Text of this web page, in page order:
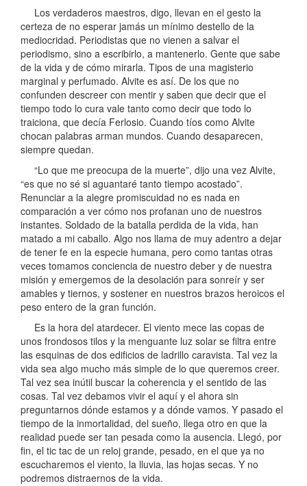
Los verdaderos maestros, digo, llevan en el gesto la
certeza de no esperar jamás un mínimo destello de la
mediocridad. Periodistas que no vienen a salvar el
periodismo, sino a escribirlo, a mantenerlo. Gente que sabe
de la vida y de cómo mirarla. Tipos de una magisterio
marginal y perfumado. Alvite es así. De los que no
confunden descreer con mentir y saben que decir que el
tiempo todo lo cura vale tanto como decir que todo lo
traiciona, que decía Ferlosio. Cuando tíos como Alvite
chocan palabras arman mundos. Cuando desaparecen,
siempre quedan.
“Lo que me preocupa de la muerte”, dijo una vez Alvite,
“es que no sé si aguantaré tanto tiempo acostado”.
Renunciar a la alegre promiscuidad no es nada en
comparación a ver cómo nos profanan uno de nuestros
instantes. Soldado de la batalla perdida de la vida, han
matado a mi caballo. Algo nos llama de muy adentro a dejar
de tener fe en la especie humana, pero como tantas otras
veces tomamos conciencia de nuestro deber y de nuestra
misión y emergemos de la desolación para sonreír y ser
amables y tiernos, y sostener en nuestros brazos heroicos el
peso entero de la gran función.
Es la hora del atardecer. El viento mece las copas de
unos frondosos tilos y la menguante luz solar se filtra entre
las esquinas de dos edificios de ladrillo caravista. Tal vez la
vida sea algo mucho más simple de lo que queremos creer.
Tal vez sea inútil buscar la coherencia y el sentido de las
cosas. Tal vez debamos vivir el aquí y el ahora sin
preguntarnos dónde estamos y a dónde vamos. Y pasado el
tiempo de la inmortalidad, del sueño, llega otro en que la
realidad puede ser tan pesada como la ausencia. Llegó, por
fin, el tic tac de un reloj grande, pesado, en el que ya no
escucharemos el viento, la lluvia, las hojas secas. Y no
podremos distraernos de la vida.